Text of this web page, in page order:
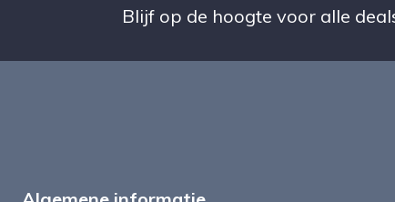
Blijf op de hoogte voor alle